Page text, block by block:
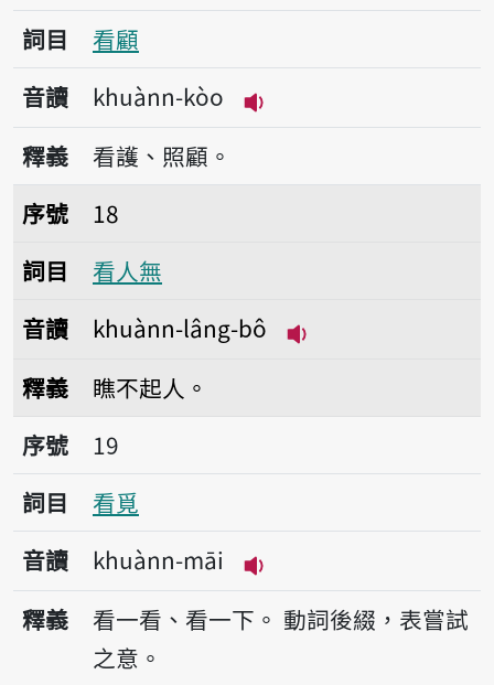
詞目
看顧
音讀
khuànn-kòo
播放音讀khuànn-kòo
釋義
看護、照顧。
序號18看人無
序號
18
詞目
看人無
音讀
khuànn-lâng-bô
釋義
瞧不起人。
序號19看覓
序號
19
詞目
看覓
音讀
khuànn-māi
播放音讀khuànn-māi
釋義 看一看、看一下。 動詞後綴，表嘗試
之意。